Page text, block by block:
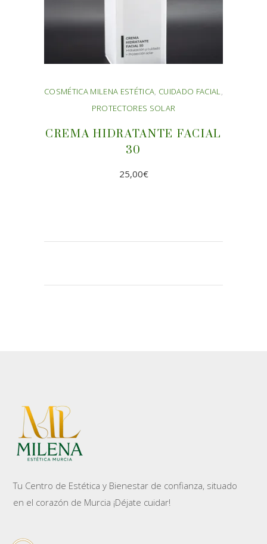
COSMÉTICA MILENA ESTÉTICA, CUIDADO FACIAL,
PROTECTORES SOLAR
CREMA HIDRATANTE FACIAL
30
25,00€
Tu Centro de Estética y Bienestar de confianza, situado
en el corazón de Murcia ¡Déjate cuidar!